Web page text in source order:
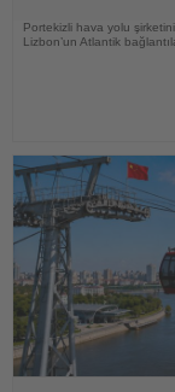
Portekizli hava yolu
Lizbon’un Atlantik